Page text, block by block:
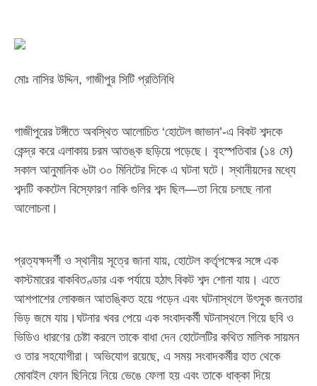
মোঃ নাসির উদ্দিন, গাজীপুর সিটি প্রতিনিধি
গাজীপুরের টঙ্গীতে অবস্থিত আলোচিত ‘হোটেল জাভান’-এ বিকট শব্দকে
কেন্দ্র করে এলাকায় চরম আতঙ্ক ছড়িয়ে পড়েছে। বৃহস্পতিবার (১৪ মে)
সকাল আনুমানিক ৬টা ৩০ মিনিটের দিকে এ ঘটনা ঘটে। স্থানীয়দের মধ্যে
শব্দটি ককটেল বিস্ফোরণ নাকি গুলির শব্দ ছিল—তা নিয়ে চলছে নানা
আলোচনা।
প্রত্যক্ষদর্শী ও স্থানীয় সূত্রে জানা যায়, হোটেল কর্তৃপক্ষের সঙ্গে এক
কাস্টমারের বাকবিতণ্ডার এক পর্যায়ে হঠাৎ বিকট শব্দ শোনা যায়। এতে
আশপাশের লোকজন আতঙ্কিত হয়ে পড়েন এবং ঘটনাস্থলে উৎসুক জনতার
ভিড় জমে যায়।ঘটনার খবর পেয়ে এক সংবাদকর্মী ঘটনাস্থলে গিয়ে ছবি ও
ভিডিও ধারণের চেষ্টা করলে তাকে বাধা দেন হোটেলটির কথিত মালিক সায়মন
ও তার সহযোগীরা। অভিযোগ রয়েছে, এ সময় সংবাদকর্মীর হাত থেকে
মোবাইল ফোন ছিনিয়ে নিয়ে ভেঙে ফেলা হয় এবং তাকে ধাক্কা দিয়ে